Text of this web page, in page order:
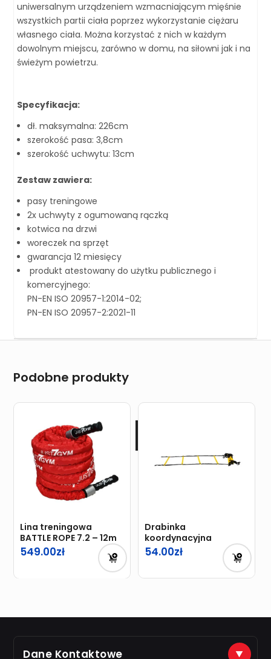
uniwersalnym urządzeniem wzmacniającym mięśnie
wszystkich partii ciała poprzez wykorzystanie ciężaru
własnego ciała. Można korzystać z nich w każdym
dowolnym miejscu, zarówno w domu, na siłowni jak i na
świeżym powietrzu.
Specyfikacja:
dł. maksymalna: 226cm
szerokość pasa: 3,8cm
szerokość uchwytu: 13cm
Zestaw zawiera:
pasy treningowe
2x uchwyty z ogumowaną rączką
kotwica na drzwi
woreczek na sprzęt
gwarancja 12 miesięcy
produkt atestowany do użytku publicznego i
komercyjnego:
PN-EN ISO 20957-1:2014-02;
PN-EN ISO 20957-2:2021-11
Podobne produkty
Lina treningowa
BATTLE ROPE 7.2 – 12m
549.00
Drabinka
koordynacyjna
54.00
Dane Kontaktowe